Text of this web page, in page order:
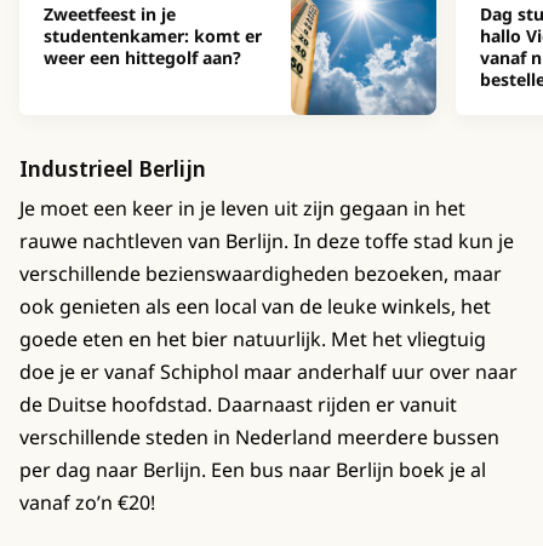
Zweetfeest in je
studentenkamer: komt er
weer een hittegolf aan?
Dag
hallo
vanaf
Industrieel Berlijn
Je moet een keer in je leven uit zijn gegaan in het
rauwe nachtleven van Berlijn. In deze toffe stad kun je
verschillende bezienswaardigheden bezoeken, maar
ook genieten als een local van de leuke winkels, het
goede eten en het bier natuurlijk. Met het vliegtuig
doe je er vanaf Schiphol maar anderhalf uur over naar
de Duitse hoofdstad. Daarnaast rijden er vanuit
verschillende steden in Nederland meerdere bussen
per dag naar Berlijn. Een bus naar Berlijn boek je al
vanaf zo’n €20!